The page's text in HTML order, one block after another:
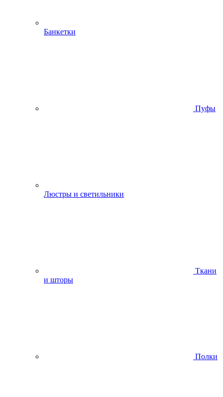
Банкетки
Пуфы
Люстры и светильники
Ткани
и шторы
Полки